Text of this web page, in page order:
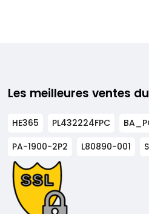
Les meilleures ventes
HE365 PL432224FPC
PA-1900-2P2
L80890-001